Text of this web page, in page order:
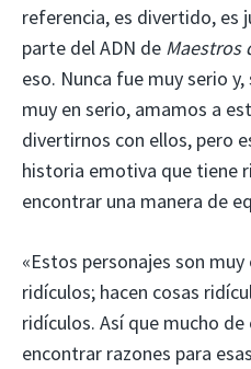
referencia, es divertido, es
parte del ADN de Maestros
eso. Nunca fue muy serio
muy en serio, amamos a
divertirnos con ellos, pero
historia emotiva que tiene
encontrar una manera de
«Estos personajes son
ridículos; hacen cosas
ridículos. Así que mucho
encontrar razones para